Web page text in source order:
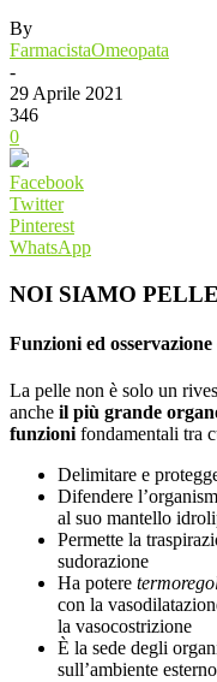
By
FarmacistaOmeopata
-
29 Aprile 2021
346
0
Facebook
Twitter
Pinterest
WhatsApp
NOI SIAMO
Funzioni ed
La pelle non è solo un
anche il più grande
funzioni fondamentali tra
Delimitare e
Difendere
al suo mantello
Permette la
sudorazione
Ha potere
con la
la vasocostrizione
È la sede degli
sull’ambiente